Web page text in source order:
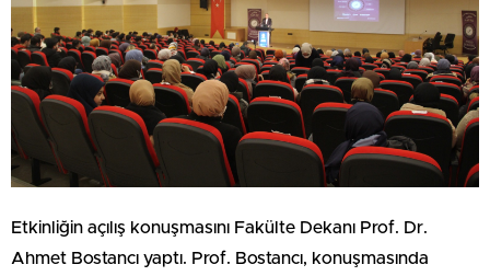
Etkinliğin açılış konuşmasını Fakülte Dekanı Prof. Dr.
Ahmet Bostancı yaptı. Prof. Bostancı, konuşmasında